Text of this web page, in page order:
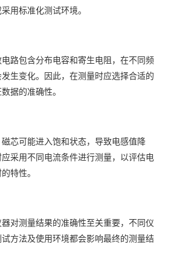
用标准化测试环境。
路包含分布电容和寄生电阻，在不同频
生变化。因此，在测量时应选择合适的
据的准确性。
芯可能进入饱和状态，导致电感值降
采用不同电流条件进行测量，以评估电
特性。
对测量结果的准确性至关重要，不同仪
方法及使用环境都会影响最终的测量结